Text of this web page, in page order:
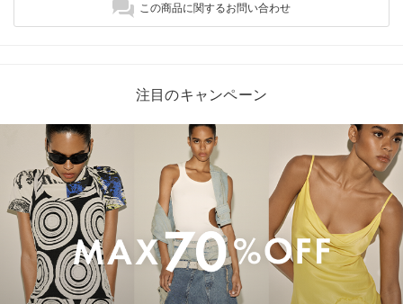
この商品に関するお問い合わせ
注目のキャンペーン